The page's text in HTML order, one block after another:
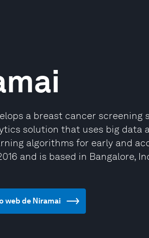
a breast cancer screening
solution that uses big data
algorithms for early and
and is based in Bangalore,
web de Niramai